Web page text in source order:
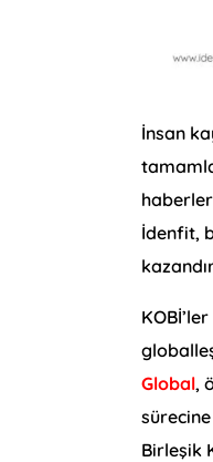
İnsan
İdenfit,
Global,
Birleşik